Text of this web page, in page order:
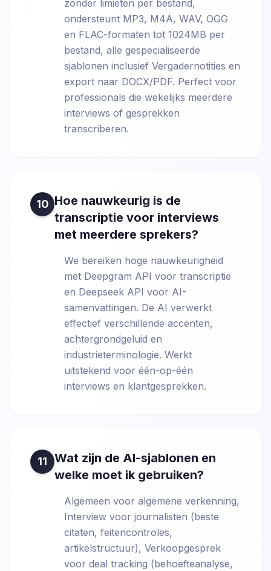
zonder limieten per bestand,
ondersteunt MP3, M4A, WAV, OGG
en FLAC-formaten tot 1024MB per
bestand, alle gespecialiseerde
sjablonen inclusief Vergadernotities en
export naar DOCX/PDF. Perfect voor
professionals die wekelijks meerdere
interviews of gesprekken
transcriberen.
10 Hoe nauwkeurig is de
transcriptie voor interviews
met meerdere sprekers?
We bereiken hoge nauwkeurigheid
met Deepgram API voor transcriptie
en Deepseek API voor AI-
samenvattingen. De AI verwerkt
effectief verschillende accenten,
achtergrondgeluid en
industrieterminologie. Werkt
uitstekend voor één-op-één
interviews en klantgesprekken.
11
Wat zijn de AI-sjablonen en
welke moet ik gebruiken?
Algemeen voor algemene verkenning,
Interview voor journalisten (beste
citaten, feitencontroles,
artikelstructuur), Verkoopgesprek
voor deal tracking (behoefteanalyse,